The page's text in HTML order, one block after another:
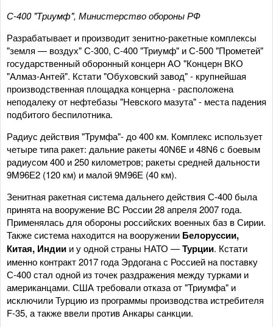
С-400 "Триумф", Министерство обороны РФ
Разрабатывает и производит зенитно-ракетные комплексы
"земля — воздух" С-300, С-400 "Триумф" и С-500 "Прометей"
государственный оборонный концерн АО "Концерн ВКО
"Алмаз-Антей". Кстати "Обуховский завод" - крупнейшая
производственная площадка концерна - расположена
неподалеку от нефтебазы "Невского мазута" - места падения
подбитого беспилотника.
Радиус действия "Трумфа"- до 400 км. Комплекс использует
четыре типа ракет: дальние ракеты 40N6E и 48N6 с боевым
радиусом 400 и 250 километров; ракеты средней дальности
9M96Е2 (120 км) и малой 9М96Е (40 км).
Зенитная ракетная система дальнего действия С-400 была
принята на вооружение ВС России 28 апреля 2007 года.
Применялась для обороны российских военных баз в Сирии.
Также система находится на вооружении Белоруссии,
Китая, Индии и у одной страны НАТО —Турции. Кстати
именно контракт 2017 года Эрдогана с Россией на поставку
С-400 стал одной из точек раздражения между турками и
американцами. США требовали отказа от "Триумфа" и
исключили Турцию из программы производства истребителя
F-35, а также ввели против Анкары санкции.